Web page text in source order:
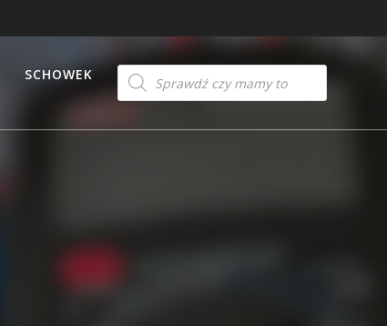
SCHOWEK
Products
search